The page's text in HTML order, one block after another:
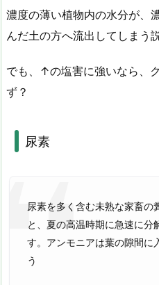
濃度の薄い植物内の水分が、
んだ土の方へ流出してしまう説
でも、↑の塩害に強いなら、
ず？
尿素
尿素を多く含む未熟な家畜の
と、夏の高温時期に急速に分
す。アンモニアは葉の隙間に
う